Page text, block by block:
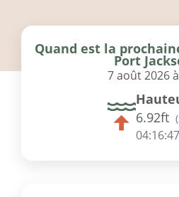
Quand est la
Port
7 août 2026
6.92ft (
04:16:47